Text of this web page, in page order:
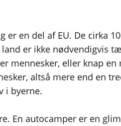
er en del af EU. De cirka
er ikke nødvendigvis
mennesker, eller knap
altså mere end en
i byerne.
En autocamper er en